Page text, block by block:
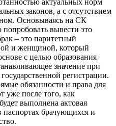
законов, а с отсутствием
Основываясь на СК
вывести это
– это паритетный
и женщиной, который
с целью образования
значение при
регистрации.
обязанности и права для
уже после того, как
выполнена актовая
паспортах брачующихся и